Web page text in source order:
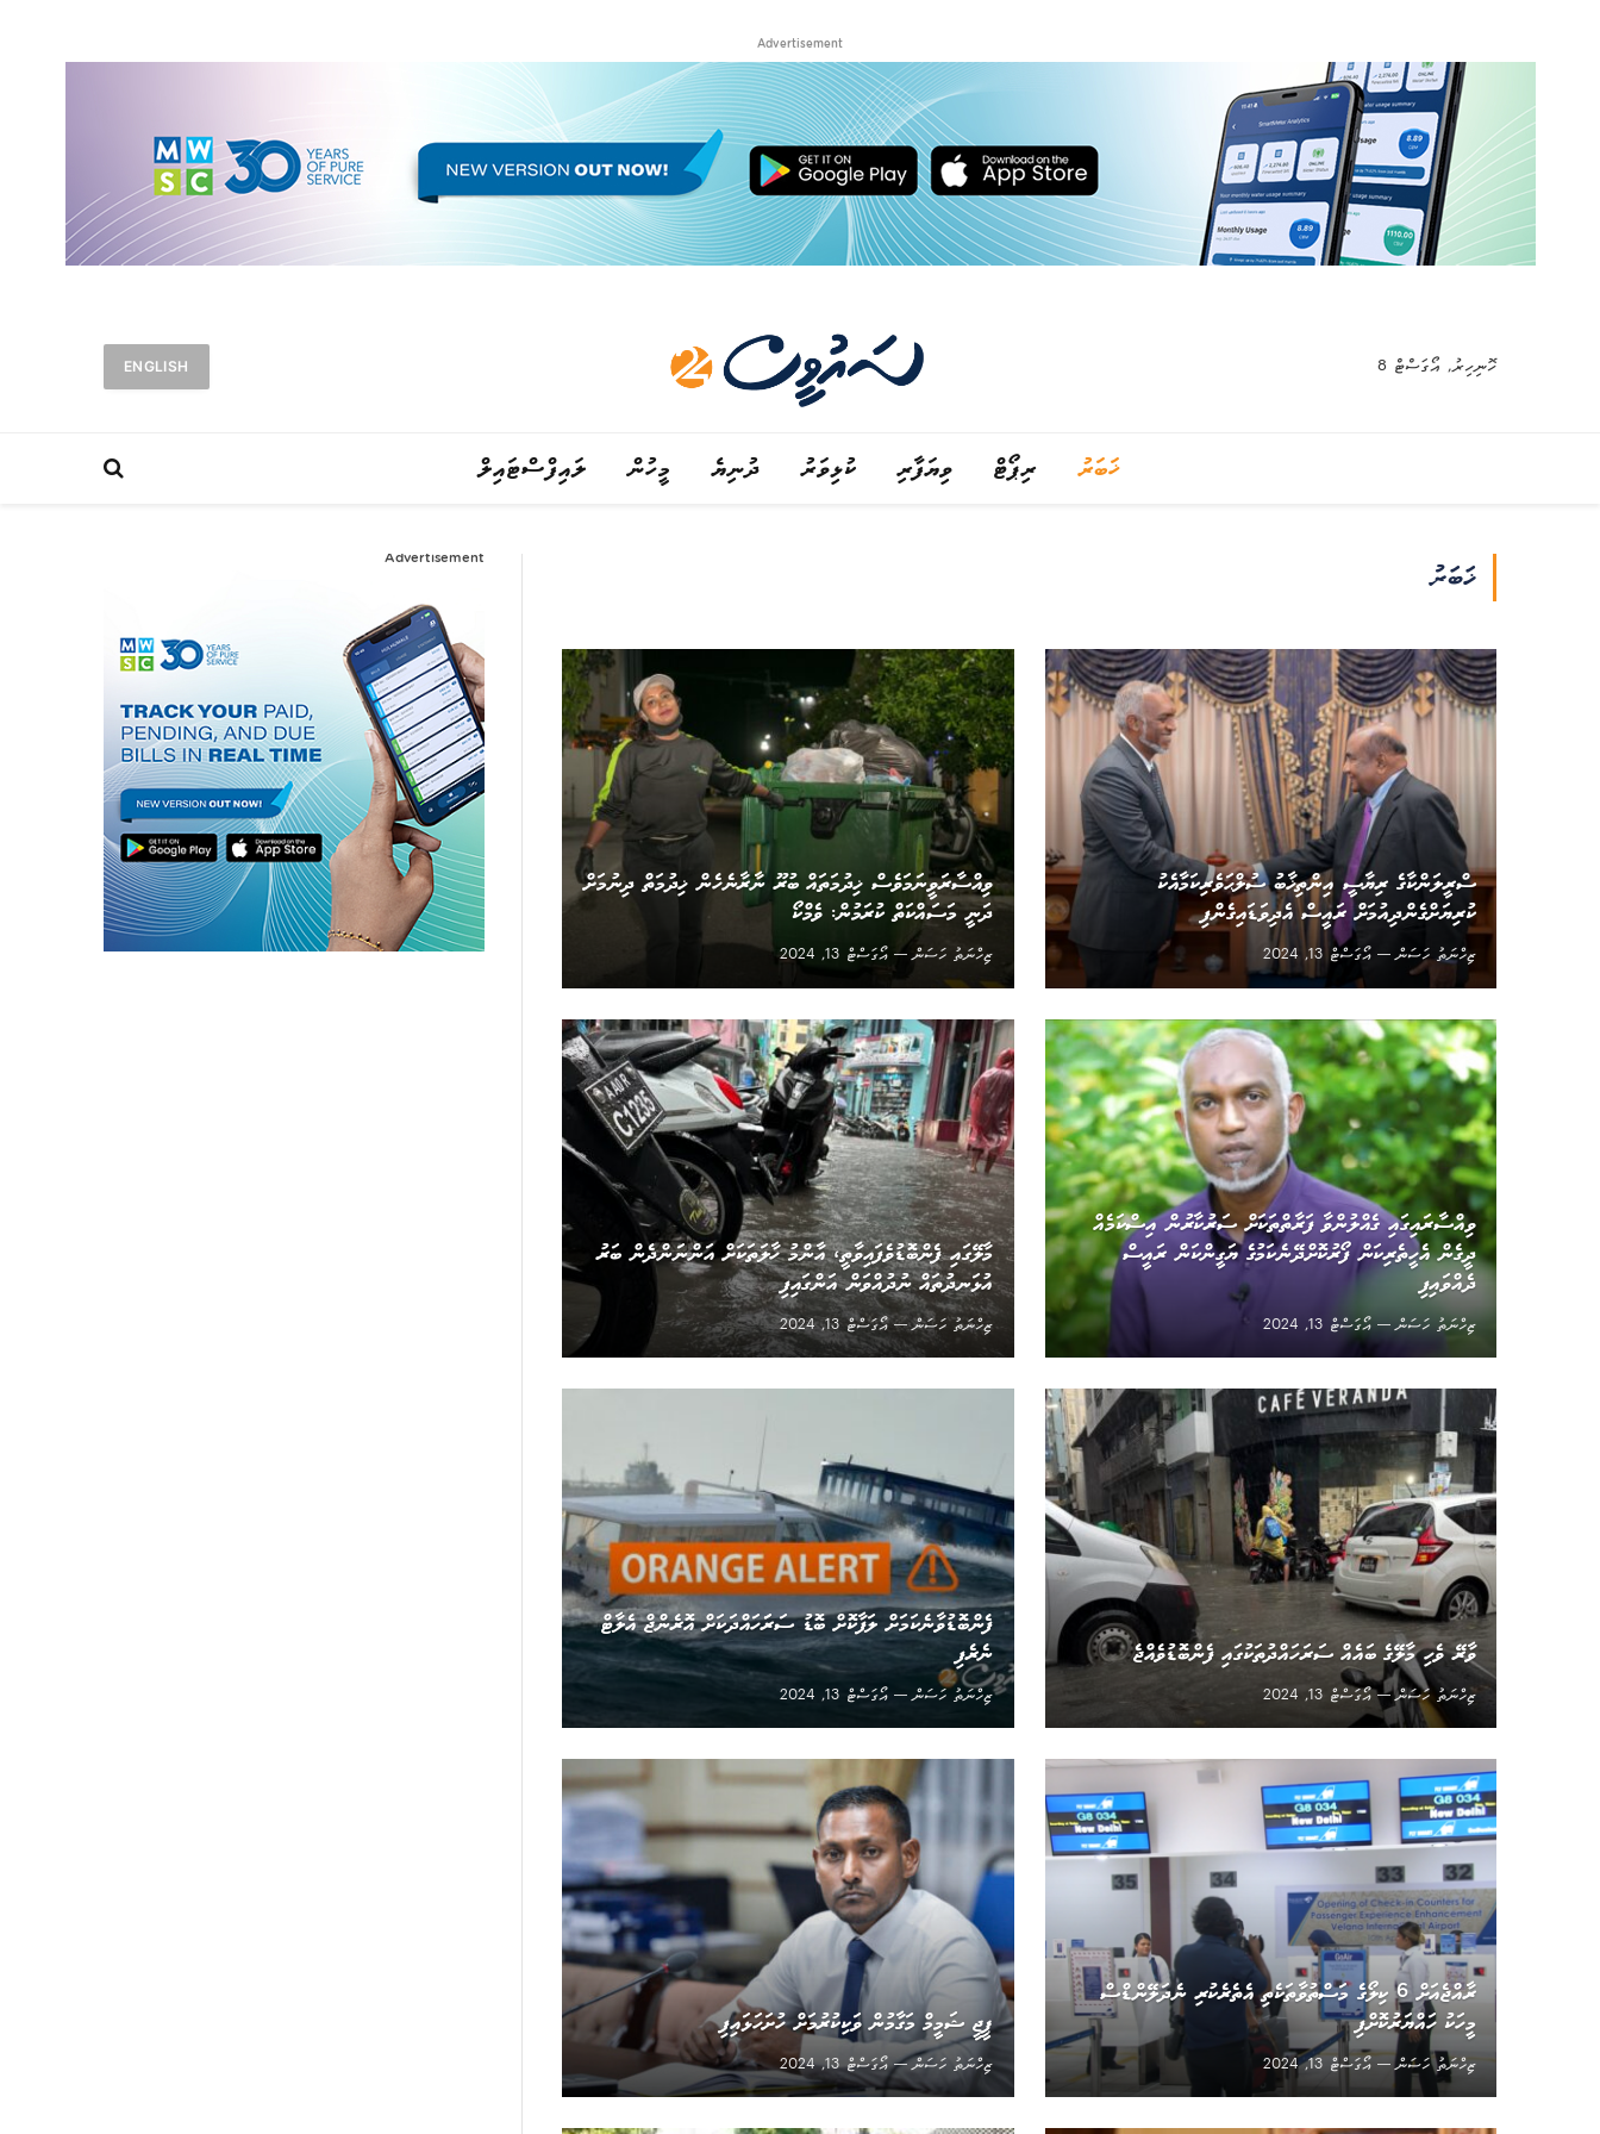
Advertisement
ހޮނިހިރު, އޯގަސްޓް 8 ENGLISH
ޚަބަރު ރިޕޯޓް ވިޔަފާރި ކުޅިވަރު ދުނިޔެ މީހުން ލައިފްސްޓައިލް
ޚަބަރު
ސްރީލަންކާގެ ރިޔާސީ އިންތިޚާބު ސުލްޙަވެރިކަމާއެކު
ކުރިޔަށްގެންދިއުމަށް ރައީސް އެދިވަޑައިގެންފި
ޒިހްނަތު ހަސަން
އޯގަސްޓް 13, 2024
ވިއްސާރަވީނަމަވެސް ޚިދުމަތައް ބުރޫ ނާރާނެހެން ޚިދުމަތް ދިނުމަށް
ދަނީ މަސައްކަތް ކުރަމުން: ވެމްކޯ
ޒިހްނަތު ހަސަން
އޯގަސްޓް 13, 2024
ވިއްސާރައިގައި ގެއްލުންވާ ފަރާތްތަކަށް ސަރުކާރުން އިސްކަމެއް
ދީގެން އެހީތެރިކަން ފޯރުކޮށްދޭނެކަމުގެ ޔަގީންކަން ރައީސް
ދެއްވައިފި
ޒިހްނަތު ހަސަން
އޯގަސްޓް 13, 2024
މާލޭގައި ފެންބޮޑުވެފައިވާތީ، އާންމު ހާލަތަކަށް އަންނަންދެން ބަރު
އުޅަނދުތައް ނުދުއްވަން އަންގައިފި
ޒިހްނަތު ހަސަން
އޯގަސްޓް 13, 2024
ވާރޭ ވެހި މާލޭގެ ބައެއް ސަރަހައްދުތަކުގައި ފެންބޮޑުވެއްޖެ
ޒިހްނަތު ހަސަން
އޯގަސްޓް 13, 2024
ފެންބޮޑުވާނެކަމަށް ލަފާކޮށް ބޮޑު ސަރަަހައްދަކަށް އޮރެންޖް އެލާޓް
ނެރެފި
ޒިހްނަތު ހަސަން
އޯގަސްޓް 13, 2024
ރާއްޖެއަށް 6 ކިލޯގެ މަސްތުވާތަކެތި އެތެރެކުރި ނެދަލޭންޑްސް
މީހަކު ހައްޔަރުކޮށްފި
ޒިހްނަތު ހަސަން
އޯގަސްޓް 13, 2024
ޕީޖީ ޝަމީމް މަގާމުން ވަކިކުރުމަށް ހުށަހަޅައިފި
ޒިހްނަތު ހަސަން
އޯގަސްޓް 13, 2024
Advertisement